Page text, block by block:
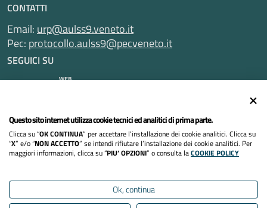
CONTATTI
Email: urp@aulss9.veneto.it
Pec: protocollo.aulss9@pecveneto.it
SEGUICI SU
Informativa privacy
Dichiarazione di accessibilità
Questo sito internet utilizza cookie tecnici ed analitici di prima parte.
Clicca su “OK CONTINUA” per accettare l’installazione dei cookie analitici. Clicca su
“X” e/o “NON ACCETTO” se intendi rifiutare l’installazione dei cookie analitici. Per
maggiori informazioni, clicca su “PIU’ OPZIONI” o consulta laCOOKIE POLICY
Ok, continua